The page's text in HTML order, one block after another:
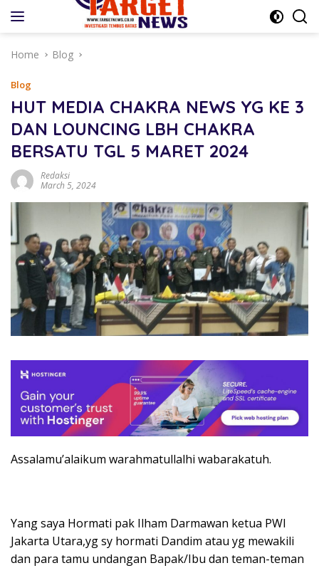
Home
Blog
Blog
HUT MEDIA CHAKRA NEWS YG KE 3
DAN LOUNCING LBH CHAKRA
BERSATU TGL 5 MARET 2024
Redaksi
March 5, 2024
Assalamu’alaikum warahmatullalhi wabarakatuh.
Yang saya Hormati pak Ilham Darmawan ketua PWI
Jakarta Utara,yg sy hormati Dandim atau yg mewakili
dan para tamu undangan Bapak/Ibu dan teman-teman